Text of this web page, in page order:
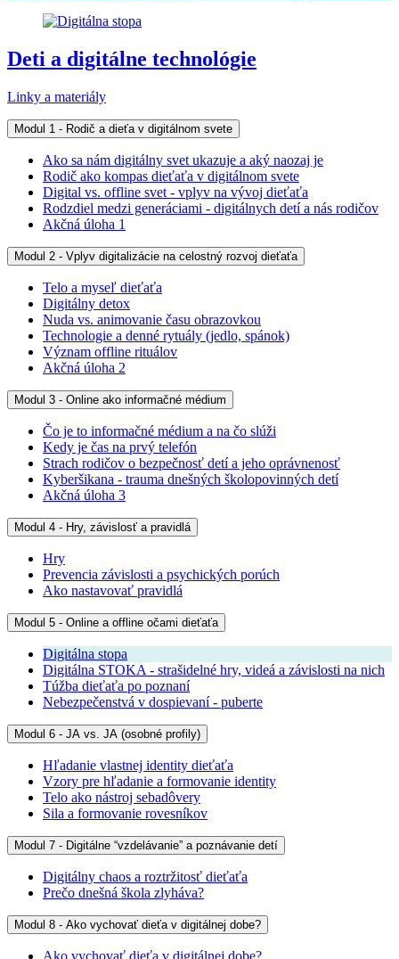
Deti a digitálne technológie
Linky a materiály
Modul 1 - Rodič a dieťa v digitálnom svete
Ako sa nám digitálny svet ukazuje a aký naozaj je
Rodič ako kompas dieťaťa v digitálnom svete
Digital vs. offline svet - vplyv na vývoj dieťaťa
Rodzdiel medzi generáciami - digitálnych detí a nás rodičov
Akčná úloha 1
Modul 2 - Vplyv digitalizácie na celostný rozvoj dieťaťa
Telo a myseľ dieťaťa
Digitálny detox
Nuda vs. animovanie času obrazovkou
Technologie a denné rytuály (jedlo, spánok)
Význam offline rituálov
Akčná úloha 2
Modul 3 - Online ako informačné médium
Čo je to informačné médium a na čo slúži
Kedy je čas na prvý telefón
Strach rodičov o bezpečnosť detí a jeho oprávnenosť
Kyberšikana - trauma dnešných školopovinných detí
Akčná úloha 3
Modul 4 - Hry, závislosť a pravidlá
Hry
Prevencia závislosti a psychických porúch
Ako nastavovať pravidlá
Modul 5 - Online a offline očami dieťaťa
Digitálna stopa
Digitálna STOKA - strašidelné hry, videá a závislosti na nich
Túžba dieťaťa po poznaní
Nebezpečenstvá v dospievaní - puberte
Modul 6 - JA vs. JA (osobné profily)
Hľadanie vlastnej identity dieťaťa
Vzory pre hľadanie a formovanie identity
Telo ako nástroj sebadôvery
Sila a formovanie rovesníkov
Modul 7 - Digitálne “vzdelávanie” a poznávanie detí
Digitálny chaos a roztržitosť dieťaťa
Prečo dnešná škola zlyháva?
Modul 8 - Ako vychovať dieťa v digitálnej dobe?
Ako vychovať dieťa v digitálnej dobe?